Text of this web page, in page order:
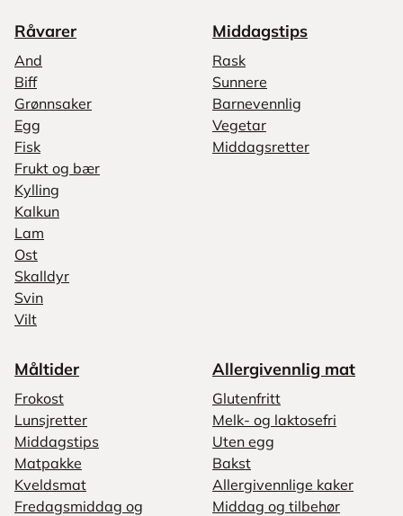
Råvarer
And
Biff
Grønnsaker
Egg
Fisk
Frukt og bær
Kylling
Kalkun
Lam
Ost
Skalldyr
Svin
Vilt
Middagstips
Rask
Sunnere
Barnevennlig
Vegetar
Middagsretter
Måltider
Frokost
Lunsjretter
Middagstips
Matpakke
Kveldsmat
Fredagsmiddag og
Allergivennlig mat
Glutenfritt
Melk- og laktosefri
Uten egg
Bakst
Allergivennlige kaker
Middag og tilbehør